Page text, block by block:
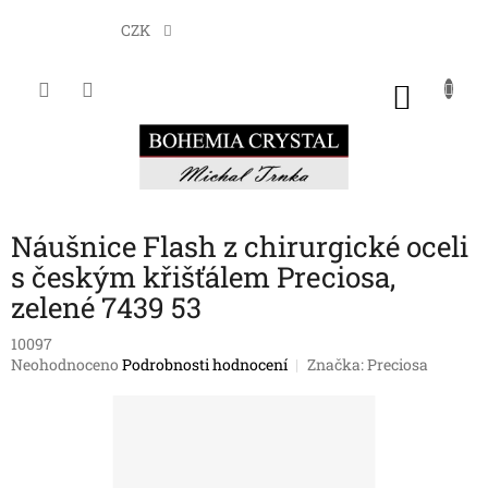
CZK
Náušnice Flash z chirurgické oceli
s českým křišťálem Preciosa,
zelené 7439 53
10097
Průměrné
Neohodnoceno Podrobnosti hodnocení Značka:Preciosa